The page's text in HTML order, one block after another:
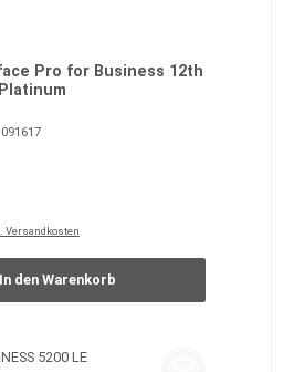
Pro for Business 12th
Versandkosten
In den Warenkorb